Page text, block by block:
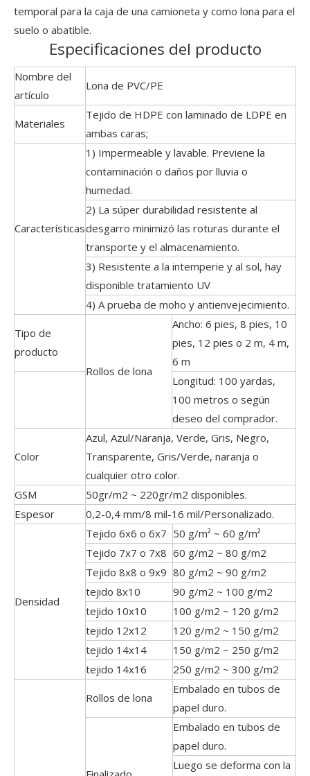
temporal para la caja de una camioneta y como lona para el
suelo o abatible.
Especificaciones del producto
Nombre del
artículo
Lona de PVC/PE
Materiales
Tejido de HDPE con laminado de LDPE en
ambas caras;
Características
1) Impermeable y lavable. Previene la
contaminación o daños por lluvia o
humedad.
2) La súper durabilidad resistente al
desgarro minimizó las roturas durante el
transporte y el almacenamiento.
3) Resistente a la intemperie y al sol, hay
disponible tratamiento UV
4) A prueba de moho y antienvejecimiento.
Tipo de
producto
Rollos de lona
Ancho: 6 pies, 8 pies, 10
pies, 12 pies o 2 m, 4 m,
6 m
Longitud: 100 yardas,
100 metros o según
deseo del comprador.
Color
Azul, Azul/Naranja, Verde, Gris, Negro,
Transparente, Gris/Verde, naranja o
cualquier otro color.
GSM
50gr/m2 ~ 220gr/m2 disponibles.
Espesor
0,2-0,4 mm/8 mil-16 mil/Personalizado.
Densidad
Tejido 6x6 o 6x7 50 g/m² ~ 60 g/m²
Tejido 7x7 o 7x8 60 g/m2 ~ 80 g/m2
Tejido 8x8 o 9x9 80 g/m2 ~ 90 g/m2
tejido 8x10
90 g/m2 ~ 100 g/m2
tejido 10x10
100 g/m2 ~ 120 g/m2
tejido 12x12
120 g/m2 ~ 150 g/m2
tejido 14x14
150 g/m2 ~ 250 g/m2
tejido 14x16
250 g/m2 ~ 300 g/m2
Rollos de lona
Embalado en tubos de
papel duro.
Embalado en tubos de
papel duro.
Luego se deforma con la